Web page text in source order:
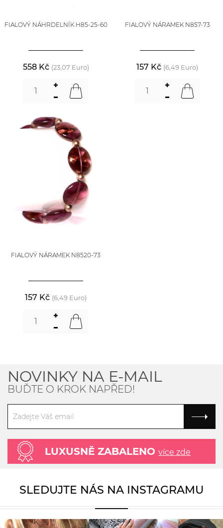
FIALOVÝ NÁHRDELNÍK H85-25-60
558 Kč (23,07 Euro)
FIALOVÝ NÁRAMEK N857-73
157 Kč (6,49 Euro)
FIALOVÝ NÁRAMEK N8520-73
157 Kč (6,49 Euro)
NOVINKY NA E-MAIL
BUĎTE O KROK NAPŘED!
LUXUSNĚ ZABALENO více zde
SLEDUJTE NÁS NA INSTAGRAMU